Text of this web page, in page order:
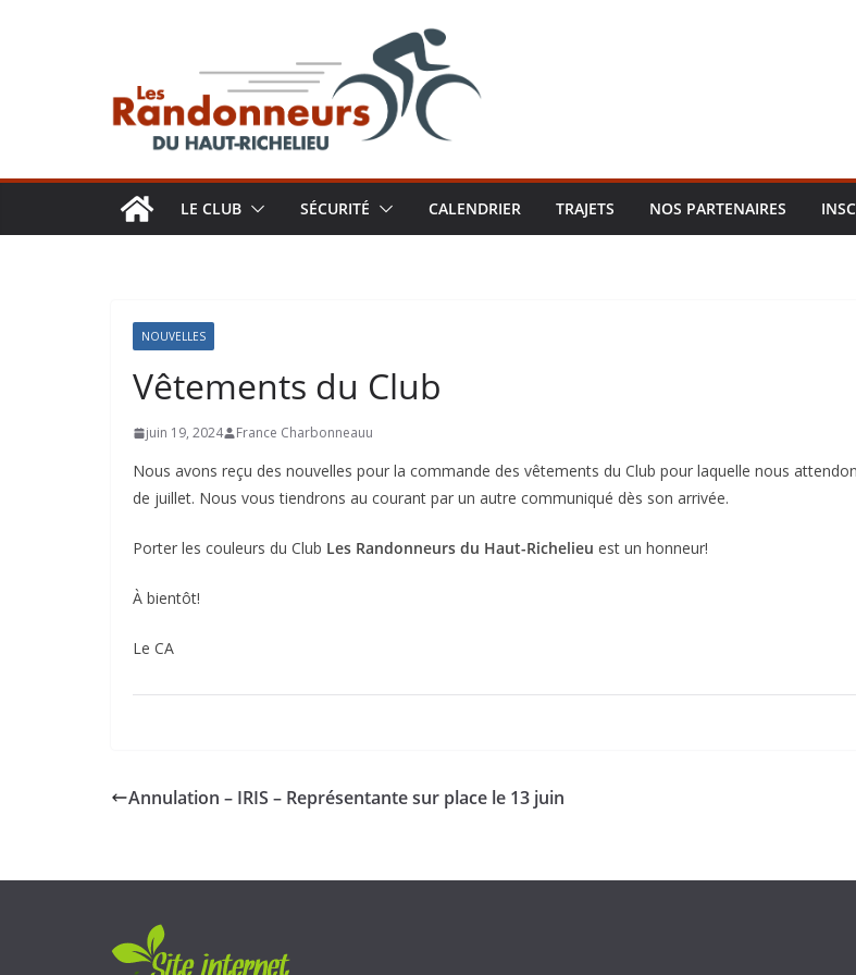
LE CLUB SÉCURITÉ CALENDRIER TRAJETS NOS PARTENAIRES
NOUVELLES
Vêtements du Club
juin 19, 2024 France Charbonneauu
Nous avons reçu des nouvelles pour la commande des vêtements du Club pour laquelle nous
de juillet. Nous vous tiendrons au courant par un autre communiqué dès son arrivée.
Porter les couleurs du Club Les Randonneurs du Haut-Richelieu est un honneur!
À bientôt!
Le CA
Annulation – IRIS – Représentante sur place le 13 juin